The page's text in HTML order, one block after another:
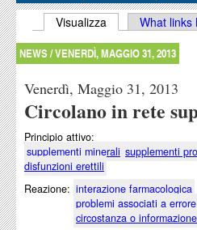
Schede primarie
Visualizza (scheda attiva)
What links
NEWS /VENERDÌ, MAGGIO 31, 2013
Venerdì, Maggio 31, 2013
Circolano in rete
Principio attivo:
supplementi minerali supplementi
disfunzioni erettili
Reazione: interazione farmacologica
problemi associati a
circostanza o